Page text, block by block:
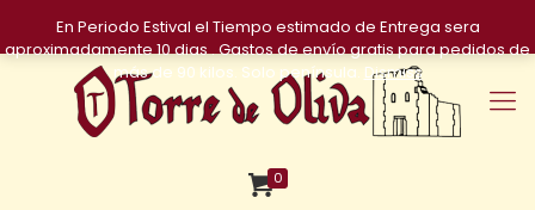
0
En Periodo Estival el Tiempo estimado de Entrega sera
aproximadamente 10 dias . Gastos de envío gratis para pedidos de
más de 90 kilos. Solo península. Dismiss